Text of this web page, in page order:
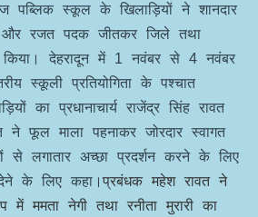
पब्लिक स्कूल के खिलाड़ियों ने शानदार
और रजत पदक जीतकर जिले तथा
देहरादून में 1 नवंबर से 4 नवंबर
स्कूली प्रतियोगिता के पश्चात
का प्रधानाचार्य राजेंद्र सिंह रावत
फूल माला पहनाकर जोरदार स्वागत
से लगातार अच्छा प्रदर्शन करने के लिए
के लिए कहा। प्रबंधक महेश रावत ने
ममता नेगी तथा रनीता मुरारी का